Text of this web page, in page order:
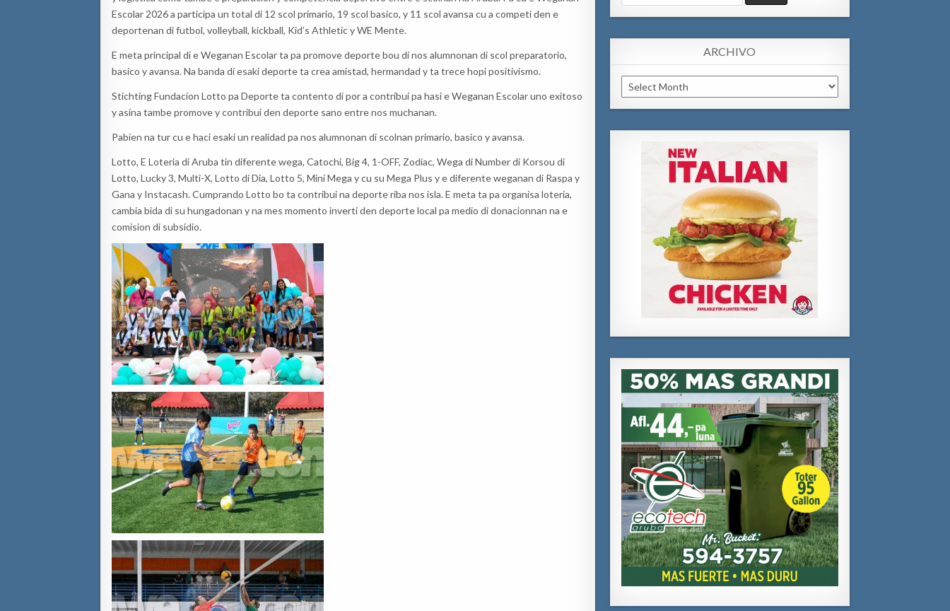
Escolar 2026 a participa un total di 12 scol primario, 19 scol basico, y 11 scol avansa cu a competi den e
deportenan di futbol, volleyball, kickball, Kid’s Athletic y WE Mente.
E meta principal di e Weganan Escolar ta pa promove deporte bou di nos alumnonan di scol preparatorio,
basico y avansa. Na banda di esaki deporte ta crea amistad, hermandad y ta trece hopi positivismo.
Stichting Fundacion Lotto pa Deporte ta contento di por a contribui pa hasi e Weganan Escolar uno exitoso
y asina tambe promove y contribui den deporte sano entre nos muchanan.
Pabien na tur cu e haci esaki un realidad pa nos alumnonan di scolnan primario, basico y avansa.
Lotto, E Loteria di Aruba tin diferente wega, Catochi, Big 4, 1-OFF, Zodiac, Wega di Number di Korsou di
Lotto, Lucky 3, Multi-X, Lotto di Dia, Lotto 5, Mini Mega y cu su Mega Plus y e diferente weganan di Raspa y
Gana y Instacash. Cumprando Lotto bo ta contribui na deporte riba nos isla. E meta ta pa organisa loteria,
cambia bida di su hungadonan y na mes momento inverti den deporte local pa medio di donacionnan na e
comision di subsidio.
for:
ARCHIVO
Archivo